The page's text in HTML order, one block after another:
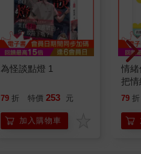
為怪談點燈 1
79 折 特價 253 元
加入購物車
情
把
誰
79 折